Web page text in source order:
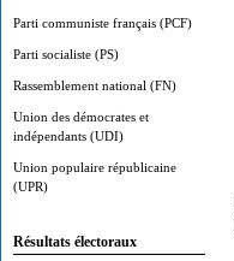
Parti communiste français (PCF)
Parti socialiste (PS)
Rassemblement national (FN)
Union des démocrates et
indépendants (UDI)
Union populaire républicaine
(UPR)
Résultats électoraux